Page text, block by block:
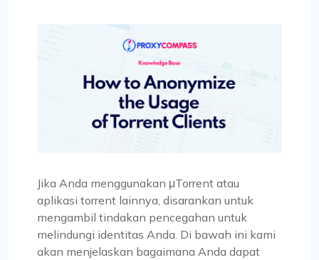
Jika Anda menggunakan μTorrent atau
aplikasi torrent lainnya, disarankan untuk
mengambil tindakan pencegahan untuk
melindungi identitas Anda. Di bawah ini kami
akan menjelaskan bagaimana Anda dapat